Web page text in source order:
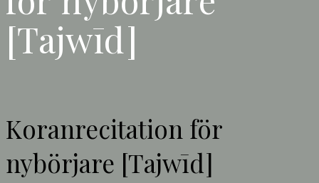
[Tajwīd]
Koranrecitation för
nybörjare [Tajwīd]